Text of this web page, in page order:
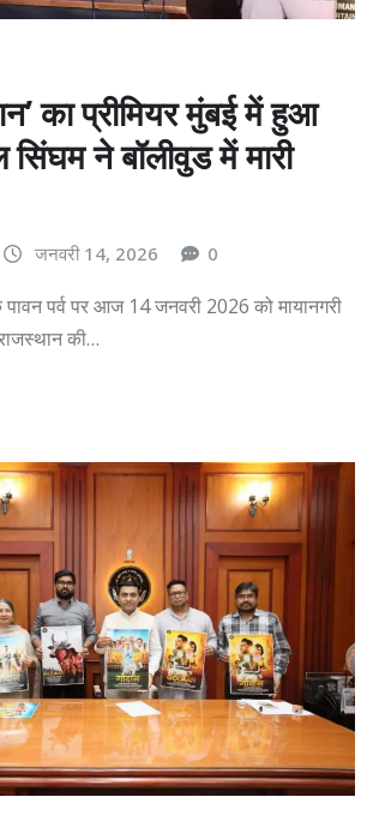
का प्रीमियर मुंबई में हुआ
सिंघम ने बॉलीवुड में मारी
जनवरी 14, 2026 0
पर्व पर आज 14 जनवरी 2026 को मायानगरी
की…